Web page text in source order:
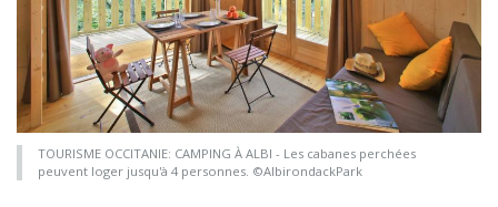
TOURISME OCCITANIE: CAMPING À ALBI - Les cabanes perchées
peuvent loger jusqu'à 4 personnes. ©AlbirondackPark